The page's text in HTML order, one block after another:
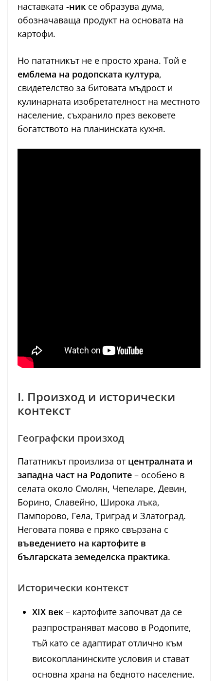
наставката -ник се образува дума,
обозначаваща продукт на основата на
картофи.
Но пататникът не е просто храна. Той е
емблема на родопската култура,
свидетелство за битовата мъдрост и
кулинарната изобретателност на местното
население, съхранило през вековете
богатството на планинската кухня.
I. Произход и исторически
контекст
Географски произход
Пататникът произлиза от централната и
западна част на Родопите – особено в
селата около Смолян, Чепеларе, Девин,
Борино, Славейно, Широка лъка,
Пампорово, Гела, Триград и Златоград.
Неговата поява е пряко свързана с
въведението на картофите в
българската земеделска практика.
Исторически контекст
XIX век – картофите започват да се
разпространяват масово в Родопите,
тъй като се адаптират отлично към
високопланинските условия и стават
основна храна на бедното население.